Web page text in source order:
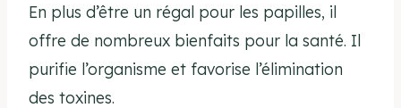
En plus d’être un régal pour les papilles, il
offre de nombreux bienfaits pour la santé. Il
purifie l’organisme et favorise l’élimination
des toxines.